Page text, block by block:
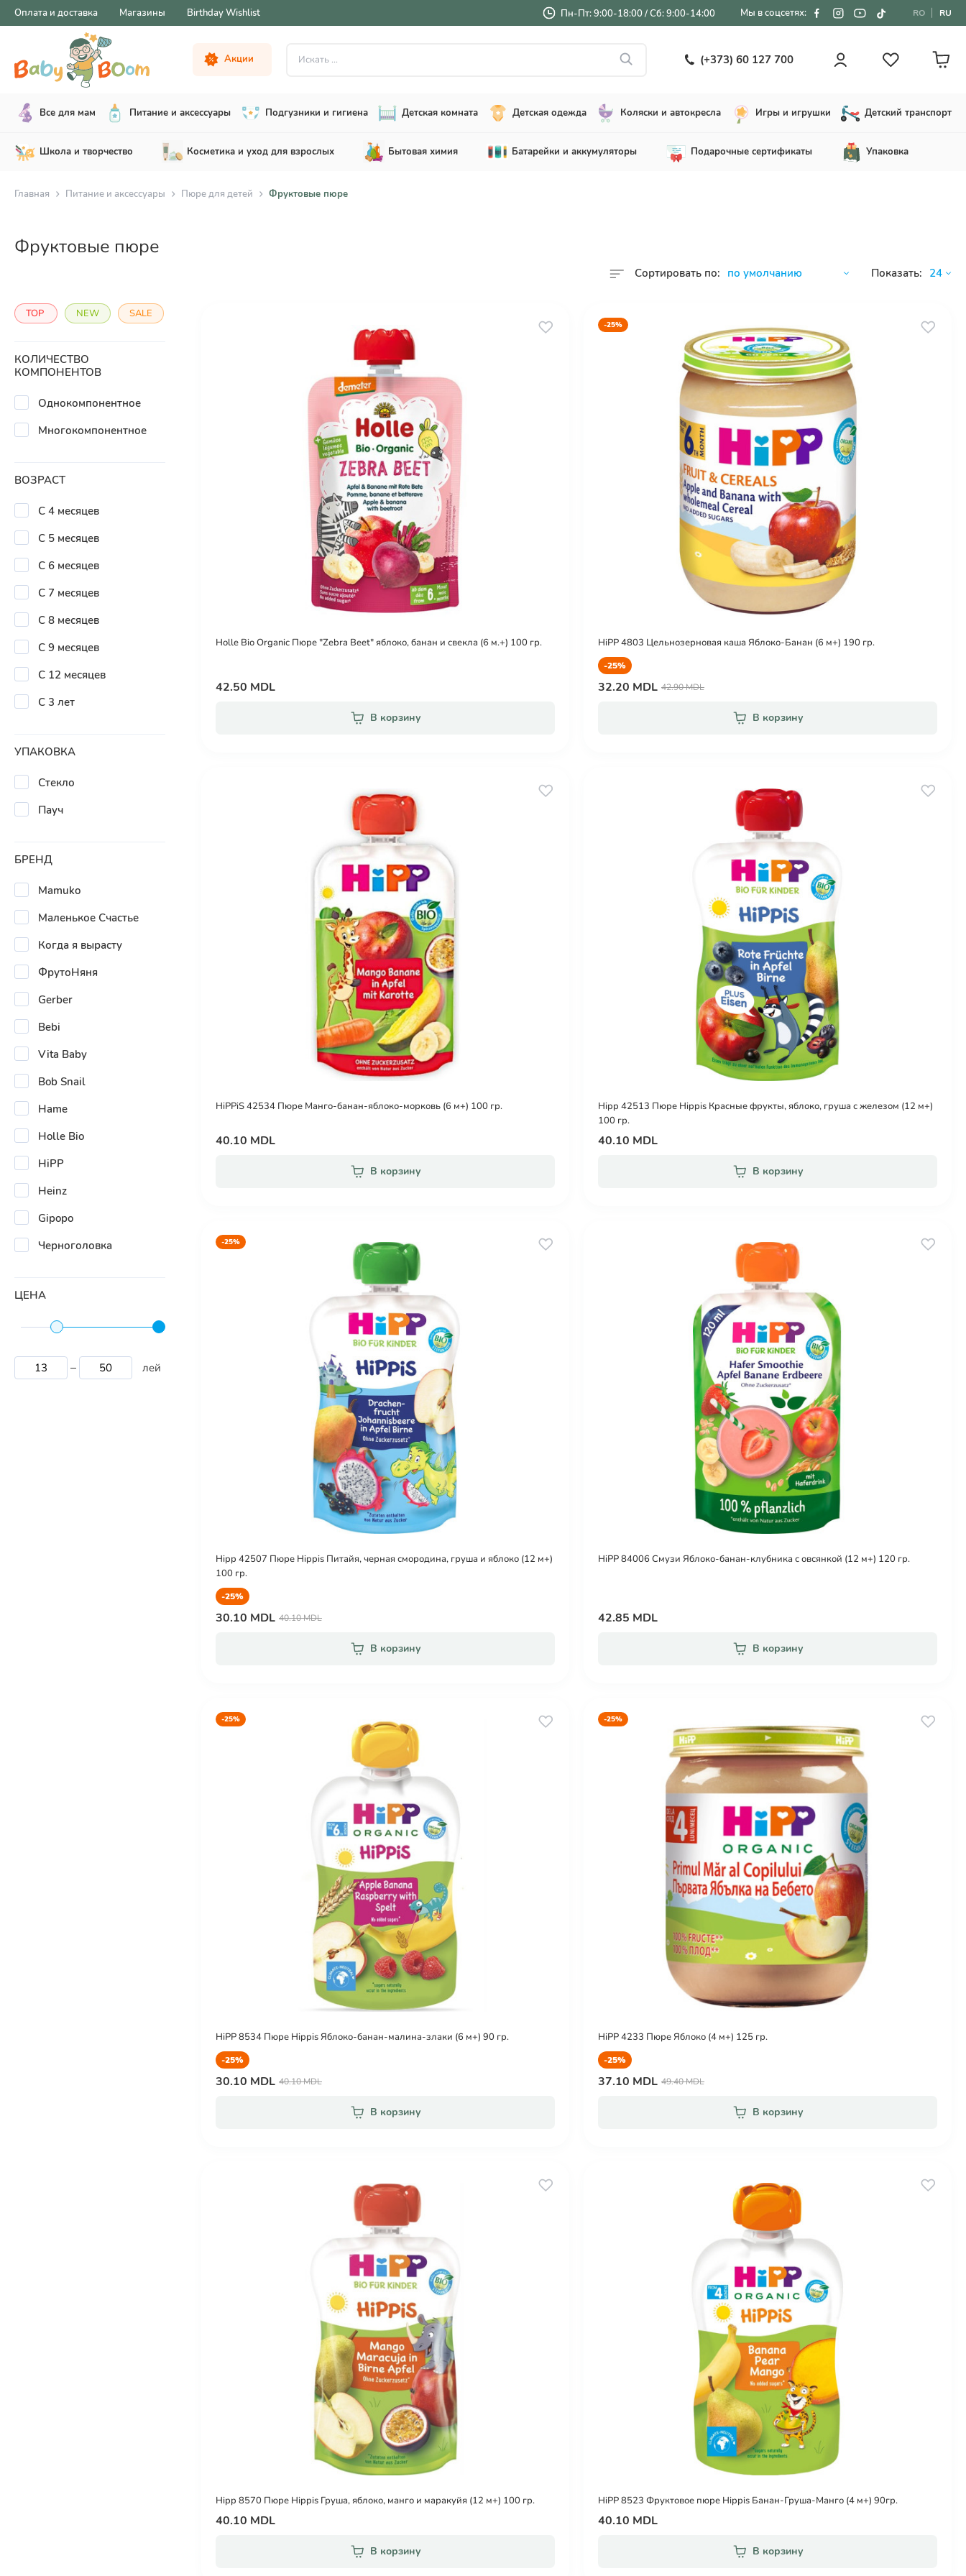
Оплата и доставка Магазины Birthday Wishlist Пн-Пт: 9:00-18:00 / Сб: 9:00-14:00 Мы в соцсетях: RO RU
Акции (+373) 60 127 700
Все для мам Питание и аксессуары Подгузники и гигиена Детская комната Детская одежда Коляски и автокресла Игры и игрушки Детский транспорт
Школа и творчество Косметика и уход для взрослых Бытовая химия Батарейки и аккумуляторы Подарочные сертификаты Упаковка
Главная Питание и аксессуары Пюре для детей Фруктовые пюре
Фруктовые пюре
Сортировать по: Показать:
TOP NEW SALE
КОЛИЧЕСТВО
КОМПОНЕНТОВ
Однокомпонентное
Многокомпонентное
ВОЗРАСТ
С 4 месяцев
С 5 месяцев
С 6 месяцев
С 7 месяцев
С 8 месяцев
С 9 месяцев
С 12 месяцев
С 3 лет
УПАКОВКА
Стекло
Пауч
БРЕНД
Mamuko
Маленькое Счастье
Когда я вырасту
ФрутоНяня
Gerber
Bebi
Vita Baby
Bob Snail
Hame
Holle Bio
HiPP
Heinz
Gipopo
Черноголовка
ЦЕНА
лей
Holle Bio Organic Пюре "Zebra Beet" яблоко, банан и свекла (6 м.+) 100 гр.
42.50 MDL
В корзину
-25%
HiPP 4803 Цельнозерновая каша Яблоко-Банан (6 м+) 190 гр.
-25%
32.20 MDL 42.90 MDL
В корзину
HiPPiS 42534 Пюре Манго-банан-яблоко-морковь (6 м+) 100 гр.
40.10 MDL
В корзину
Hipp 42513 Пюре Hippis Красные фрукты, яблоко, груша с железом (12 м+)
100 гр.
40.10 MDL
В корзину
-25%
Hipp 42507 Пюре Hippis Питайя, черная смородина, груша и яблоко (12 м+)
100 гр.
-25%
30.10 MDL 40.10 MDL
В корзину
HiPP 84006 Смузи Яблоко-банан-клубника с овсянкой (12 м+) 120 гр.
42.85 MDL
В корзину
-25%
HiPP 8534 Пюре Hippis Яблоко-банан-малина-злаки (6 м+) 90 гр.
-25%
30.10 MDL 40.10 MDL
В корзину
-25%
НіPP 4233 Пюре Яблоко (4 м+) 125 гр.
-25%
37.10 MDL 49.40 MDL
В корзину
Hipp 8570 Пюре Hippis Груша, яблоко, манго и маракуйя (12 м+) 100 гр.
40.10 MDL
В корзину
HiPP 8523 Фруктовое пюре Hippis Банан-Груша-Манго (4 м+) 90гр.
40.10 MDL
В корзину